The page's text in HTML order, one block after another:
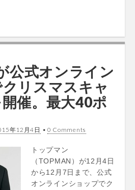
公式オンライン
リスマスキャ
催。最大40ポ
年12月4日 • 0 Comments
トップマン
（TOPMAN）が12月4日
から12月7日まで、公式
オンラインショップでク